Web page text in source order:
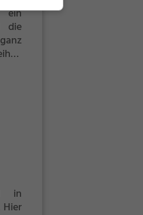
ein
die
in
Hier